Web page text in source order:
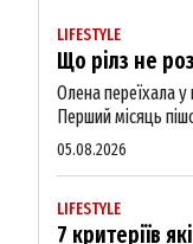
LIFESTYLE
Що рілз не
Олена переїхала у
Перший місяць
05.08.2026
LIFESTYLE
7 критеріїв